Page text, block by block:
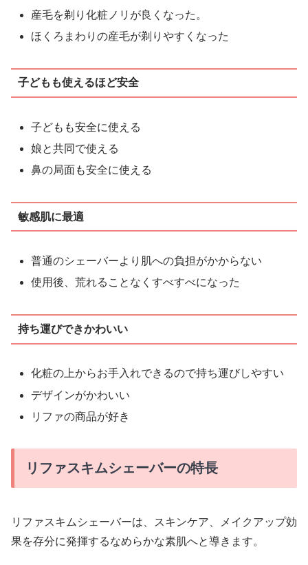
産毛を剃り化粧ノリが良くなった。
ほくろまわりの産毛が剃りやすくなった
子どもも使えるほど安全
子どもも安全に使える
娘と共同で使える
鼻の局面も安全に使える
敏感肌に最適
普通のシェーバーより肌への負担がかからない
使用後、荒れることなくすべすべになった
持ち運びできかわいい
化粧の上からお手入れできるので持ち運びしやすい
デザインがかわいい
リファの商品が好き
リファスキムシェーバーの特長
リファスキムシェーバーは、スキンケア、メイクアップ効
果を存分に発揮するなめらかな素肌へと導きます。